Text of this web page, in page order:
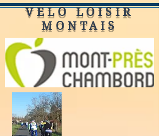
VELO LOISIR
MONTAIS